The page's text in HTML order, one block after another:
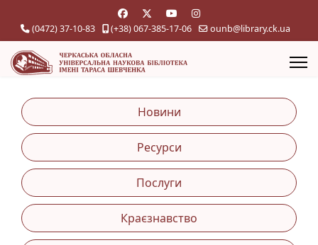
(0472) 37-10-83 (+38) 067-385-17-06 ounb@library.ck.ua
Новини
Ресурси
Послуги
Краєзнавство